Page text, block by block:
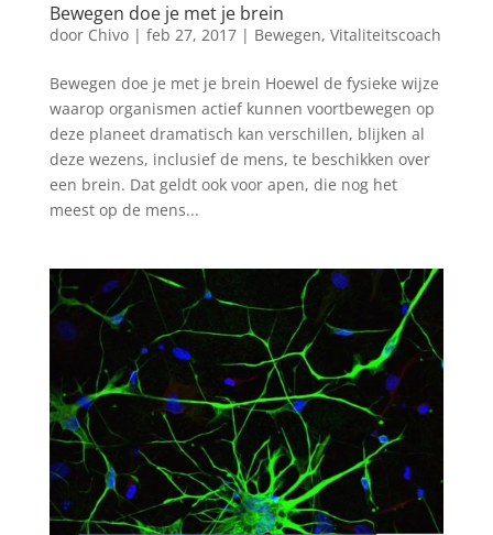
Bewegen doe je met je brein
door Chivo| feb 27, 2017| Bewegen, Vitaliteitscoach
Bewegen doe je met je brein Hoewel de fysieke wijze
waarop organismen actief kunnen voortbewegen op
deze planeet dramatisch kan verschillen, blijken al
deze wezens, inclusief de mens, te beschikken over
een brein. Dat geldt ook voor apen, die nog het
meest op de mens...